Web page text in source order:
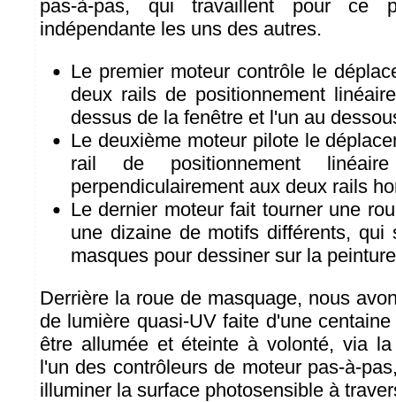
pas-à-pas, qui travaillent pour ce
indépendante les uns des autres.
Le premier moteur contrôle le
deux rails de positionnement
dessus de la fenêtre et l'un au
Le deuxième moteur pilote le
rail de positionnement
perpendiculairement aux deux rails
Le dernier moteur fait tourner une
une dizaine de motifs différents, qui
masques pour dessiner sur la
Derrière la roue de masquage, nous
de lumière quasi-UV faite d'une
être allumée et éteinte à volonté, via
l'un des contrôleurs de moteur pas-à-
illuminer la surface photosensible à